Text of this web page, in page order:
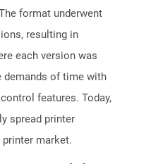
format underwent
resulting in
each version was
demands of time with
features. Today,
spread printer
printer market.